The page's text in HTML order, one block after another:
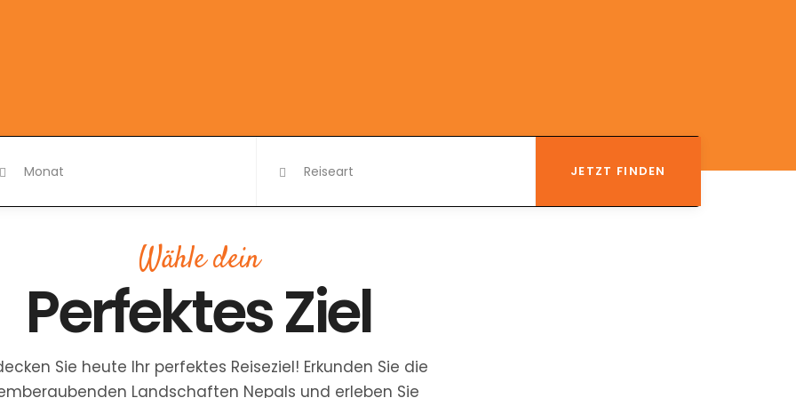
Wähle dein
Perfektes Ziel
Sie heute Ihr perfektes Reiseziel! Erkunden Sie die
Landschaften Nepals und erleben Sie